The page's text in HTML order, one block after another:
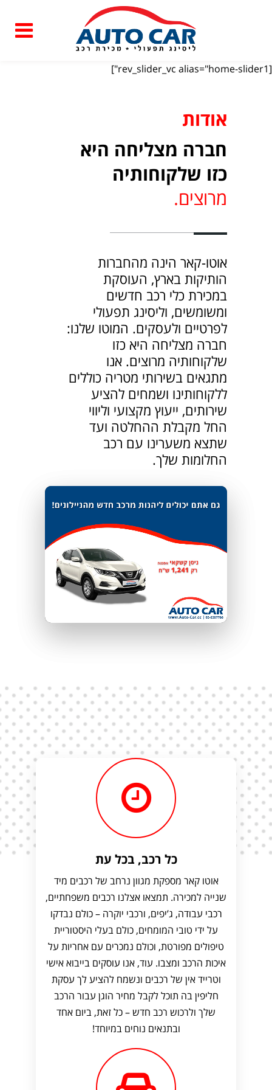
[rev_slider_vc alias="home-slider1"]
אודות
חברה מצליחה היא
כזו שלקוחותיה
מרוצים.
אוטו-קאר הינה מהחברות
הותיקות בארץ, העוסקת
במכירת כלי רכב חדשים
ומשומשים, וליסינג תפעולי
לפרטיים ולעסקים. המוטו שלנו:
חברה מצליחה היא כזו
שלקוחותיה מרוצים. אנו
מתגאים בשירותי מטריה כוללים
ללקוחותינו ושמחים להציע
שירותים, ייעוץ מקצועי וליווי
החל מקבלת ההחלטה ועד
שתצא משערינו עם רכב
החלומות שלך.
נגן
וידאו
כל רכב, בכל עת
אוטו קאר מספקת מגוון נרחב של רכבים מיד
שנייה למכירה. תמצאו אצלנו רכבים משפחתיים,
רכבי עבודה, ג’יפים, ורכבי יוקרה – כולם נבדקו
על ידי טובי המומחים, כולם בעלי היסטוריית
טיפולים מפורטת, וכולם נמכרים עם אחריות על
איכות הרכב ומצבו. עוד, אנו עוסקים בייבוא אישי
וטרייד אין של רכבים ונשמח להציע לך עסקת
חליפין בה תוכל לקבל מחיר הוגן עבור הרכב
שלך ולרכוש רכב חדש – כל זאת, ביום אחד
ובתנאים נוחים במיוחד!